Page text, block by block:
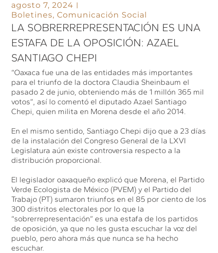
agosto 7, 2024
Boletines,Comunicación Social
LA SOBRERREPRESENTACIÓN ES UNA
ESTAFA DE LA OPOSICIÓN: AZAEL
SANTIAGO CHEPI
“Oaxaca fue una de las entidades más importantes
para el triunfo de la doctora Claudia Sheinbaum el
pasado 2 de junio, obteniendo más de 1 millón 365 mil
votos”, así lo comentó el diputado Azael Santiago
Chepi, quien milita en Morena desde el año 2014.
En el mismo sentido, Santiago Chepi dijo que a 23 días
de la instalación del Congreso General de la LXVI
Legislatura aún existe controversia respecto a la
distribución proporcional.
El legislador oaxaqueño explicó que Morena, el Partido
Verde Ecologista de México (PVEM) y el Partido del
Trabajo (PT) sumaron triunfos en el 85 por ciento de los
300 distritos electorales por lo que la
“sobrerrepresentación” es una estafa de los partidos
de oposición, ya que no les gusta escuchar la voz del
pueblo, pero ahora más que nunca se ha hecho
escuchar.